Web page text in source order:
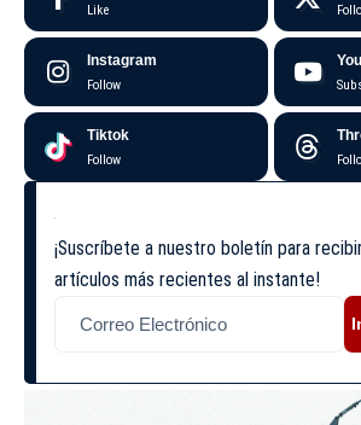
Like
Instagram
Follow
Tiktok
Follow
¡Suscríbete a nuestro boletín para
artículos más recientes al instante!